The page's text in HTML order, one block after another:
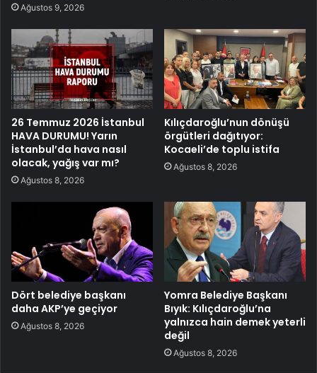
Ağustos 9, 2026
26 Temmuz 2026 İstanbul
HAVA DURUMU! Yarın
İstanbul’da hava nasıl
olacak, yağış var mı?
Ağustos 8, 2026
Kılıçdaroğlu’nun dönüşü
örgütleri dağıtıyor:
Kocaeli’de toplu istifa
Ağustos 8, 2026
Dört belediye başkanı
daha AKP’ye geçiyor
Ağustos 8, 2026
Yomra Belediye Başkanı
Bıyık: Kılıçdaroğlu’na
yalnızca hain demek yeterli
değil
Ağustos 8, 2026